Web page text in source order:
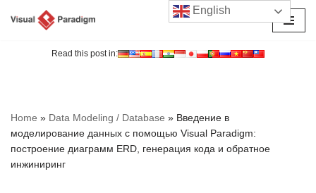
Read this post in:
Home » Data Modeling / Database » Введение в
моделирование данных с помощью Visual Paradigm:
построение диаграмм ERD, генерация кода и обратное
инжиниринг
English